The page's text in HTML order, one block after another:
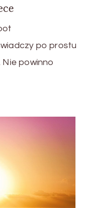
po prostu
Nie powinno